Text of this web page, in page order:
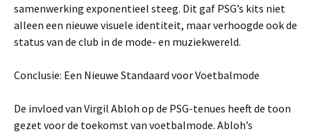
samenwerking exponentieel steeg. Dit gaf PSG’s kits niet
alleen een nieuwe visuele identiteit, maar verhoogde ook de
status van de club in de mode- en muziekwereld.
Conclusie: Een Nieuwe Standaard voor Voetbalmode
De invloed van Virgil Abloh op de PSG-tenues heeft de toon
gezet voor de toekomst van voetbalmode. Abloh’s